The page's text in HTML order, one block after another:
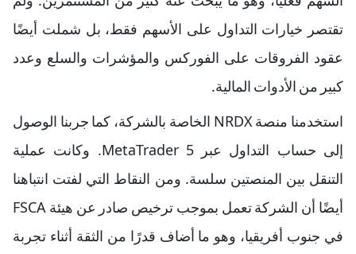
تقتصر خيارات التداول على الأسهم فقط، بل شملت أيضًا
عقود الفروقات على الفوركس والمؤشرات والسلع وعدد
كبير من الأدوات المالية.
استخدمنا منصة NRDX الخاصة بالشركة، كما جربنا الوصول
إلى حساب التداول عبر MetaTrader 5. وكانت عملية
التنقل بين المنصتين سلسة. ومن النقاط التي لفتت انتباهنا
أيضًا أن الشركة تعمل بموجب ترخيص صادر عن هيئة FSCA
في جنوب أفريقيا، وهو ما أضاف قدرًا من الثقة أثناء تجربة